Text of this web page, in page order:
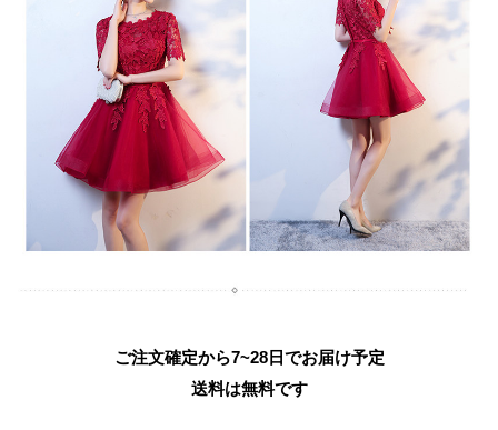
ご注文確定から7~28日でお届け予定
送料は無料です